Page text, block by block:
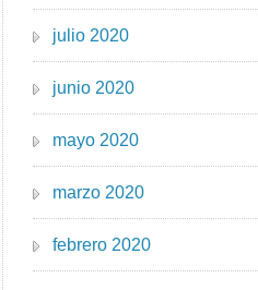
julio 2020
junio 2020
mayo 2020
marzo 2020
febrero 2020